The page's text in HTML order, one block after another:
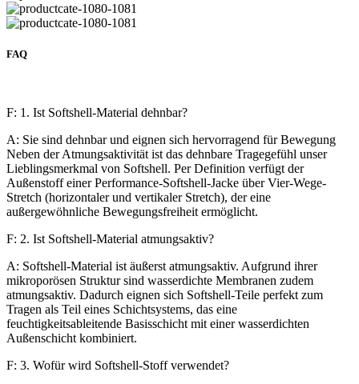
FAQ
F: 1. Ist Softshell-Material dehnbar?
A: Sie sind dehnbar und eignen sich hervorragend für Bewegung
Neben der Atmungsaktivität ist das dehnbare Tragegefühl unser
Lieblingsmerkmal von Softshell. Per Definition verfügt der
Außenstoff einer Performance-Softshell-Jacke über Vier-Wege-
Stretch (horizontaler und vertikaler Stretch), der eine
außergewöhnliche Bewegungsfreiheit ermöglicht.
F: 2. Ist Softshell-Material atmungsaktiv?
A: Softshell-Material ist äußerst atmungsaktiv. Aufgrund ihrer
mikroporösen Struktur sind wasserdichte Membranen zudem
atmungsaktiv. Dadurch eignen sich Softshell-Teile perfekt zum
Tragen als Teil eines Schichtsystems, das eine
feuchtigkeitsableitende Basisschicht mit einer wasserdichten
Außenschicht kombiniert.
F: 3. Wofür wird Softshell-Stoff verwendet?